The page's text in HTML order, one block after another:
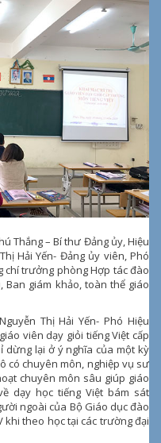
Thắng – Bí thư Đảng ủy, Hiệu
Hải Yến- Đảng ủy viên, Phó
trưởng phòng Hợp tác đào
giám khảo, toàn thể giáo
Thị Hải Yến- Phó Hiệu
viên dạy giỏi tiếng Việt cấp
dừng lại ở ý nghĩa của một kỳ
có chuyên môn, nghiệp vụ sư
chuyên môn sâu giúp giáo
dạy học tiếng Việt bám sát
ngoài của Bộ Giáo dục đào
khi theo học tại các trường đại